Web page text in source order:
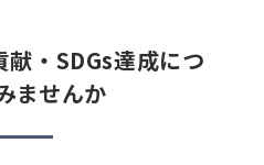
・SDGs達成につ
ませんか